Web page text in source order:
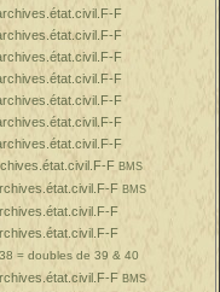
F
F
F
F
F
F
F
F BMS
F BMS
F
F
= doubles de 39 & 40
F BMS